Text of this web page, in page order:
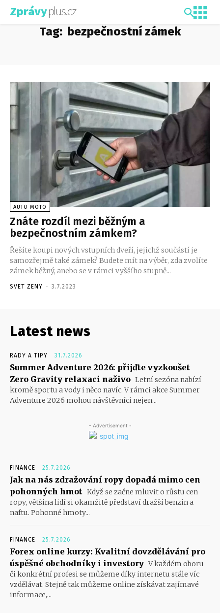
Zprávyplus.cz
Tag: bezpečnostní zámek
AUTO MOTO
Znáte rozdíl mezi běžným a
bezpečnostním zámkem?
Řešíte koupi nových vstupních dveří, jejichž součástí je
samozřejmě také zámek? Budete mít na výběr, zda zvolíte
zámek běžný, anebo se v rámci vyššího stupně...
SVET ZENY - 3.7.2023
Latest news
RADY A TIPY 31.7.2026
Summer Adventure 2026: přijďte vyzkoušet
Zero Gravity relaxaci naživo Letní sezóna nabízí
kromě sportu a vody i něco navíc. V rámci akce Summer
Adventure 2026 mohou návštěvníci nejen...
- Advertisement -
FINANCE 25.7.2026
Jak na nás zdražování ropy dopadá mimo cen
pohonných hmot Když se začne mluvit o růstu cen
ropy, většina lidí si okamžitě představí dražší benzin a
naftu. Pohonné hmoty...
FINANCE 25.7.2026
Forex online kurzy: Kvalitní dovzdělávání pro
úspěšné obchodníky i investory V každém oboru
či konkrétní profesi se můžeme díky internetu stále víc
vzdělávat. Stejně tak můžeme online získávat zajímavé
informace,...